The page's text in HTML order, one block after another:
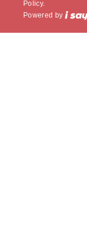
Policy.
Powered by